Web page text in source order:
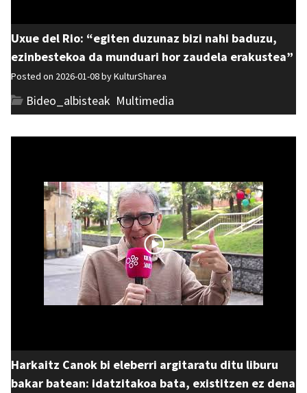
Uxue del Rio: “egiten duzunaz bizi nahi baduzu,
ezinbestekoa da munduari hor zaudela erakustea”
Posted on 2026-01-08 byKulturSharea
Bideo_albisteak Multimedia
Harkaitz Canok bi eleberri argitaratu ditu liburu
bakar batean: idatzitakoa bata, existitzen ez dena